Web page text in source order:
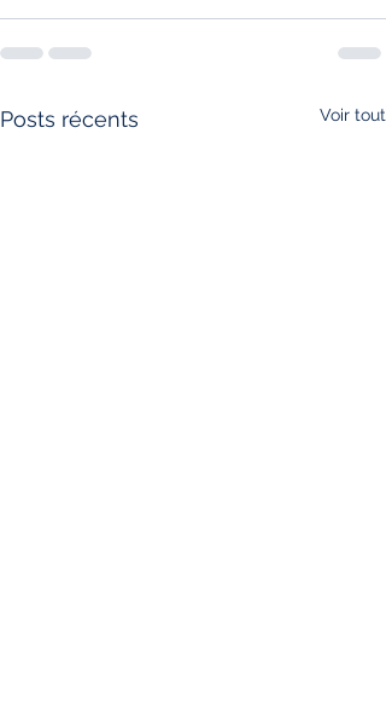
Posts récents Voir tout